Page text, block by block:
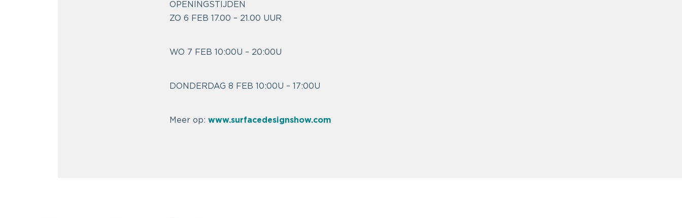
OPENINGSTIJDEN
ZO 6 FEB 17.00 – 21.00 UUR
WO 7 FEB 10:00U – 20:00U
DONDERDAG 8 FEB 10:00U – 17:00U
Meer op: www.surfacedesignshow.com